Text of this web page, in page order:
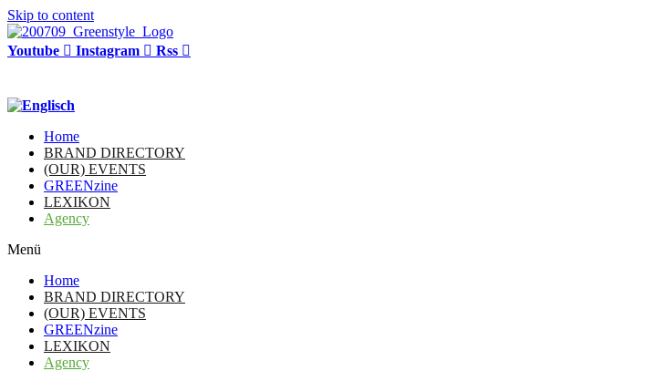
Skip to content
Youtube Instagram Rss
Home
BRAND DIRECTORY
(OUR) EVENTS
GREENzine
LEXIKON
Agency
Menü
Home
BRAND DIRECTORY
(OUR) EVENTS
GREENzine
LEXIKON
Agency